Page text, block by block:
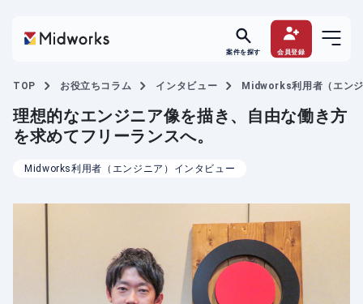
案件を探す 会員登録
TOP お役立ちコラム インタビュー Midworks利用者（エン
理想的なエンジニア像を描き、自由な働き方
を求めてフリーランスへ。
Midworks利用者（エンジニア）インタビュー